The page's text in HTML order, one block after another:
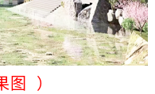
图 ）